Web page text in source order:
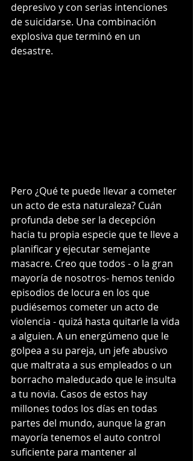
depresivo y con serias intenciones
de suicidarse. Una combinación
explosiva que terminó en un
desastre.
Pero ¿Qué te puede llevar a cometer
un acto de esta naturaleza? Cuán
profunda debe ser la decepción
hacia tu propia especie que te lleve a
planificar y ejecutar semejante
masacre. Creo que todos - o la gran
mayoría de nosotros- hemos tenido
episodios de locura en los que
pudiésemos cometer un acto de
violencia - quizá hasta quitarle la vida
a alguien. A un energúmeno que le
golpea a su pareja, un jefe abusivo
que maltrata a sus empleados o un
borracho maleducado que le insulta
a tu novia. Casos de estos hay
millones todos los días en todas
partes del mundo, aunque la gran
mayoría tenemos el auto control
suficiente para mantener al